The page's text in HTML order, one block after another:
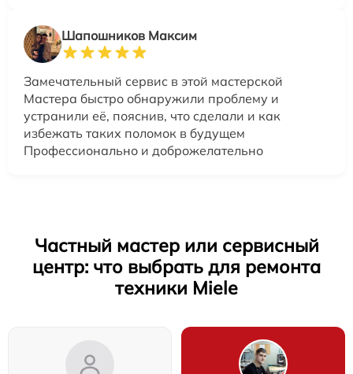
Шапошников Максим
Замечательный сервис в этой мастерской
Мастера быстро обнаружили проблему и
устранили её, пояснив, что сделали и как
избежать таких поломок в будущем
Профессионально и доброжелательно
Частный мастер или сервисный
центр: что выбрать для ремонта
техники Miele